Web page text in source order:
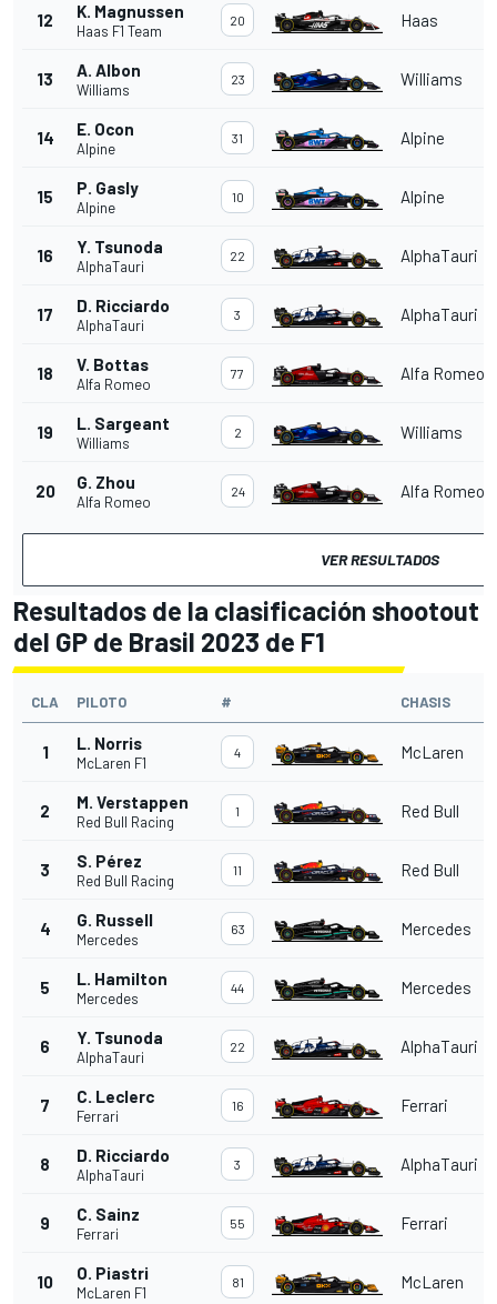
12 K. Magnussen
Haas F1 Team
20 Haas
13 A. Albon
Williams
23 Williams
14 E. Ocon
Alpine
31 Alpine
15 P. Gasly
Alpine
10 Alpine
16 Y. Tsunoda
AlphaTauri
22 AlphaTauri
17 D. Ricciardo
AlphaTauri
3 AlphaTauri
18 V. Bottas
Alfa Romeo
77 Alfa Romeo
19 L. Sargeant
Williams
2 Williams
20 G. Zhou
Alfa Romeo
24 Alfa Romeo
VER RESULTADOS
Resultados de la clasificación shootout
del GP de Brasil 2023 de F1
CLA PILOTO # CHASIS
1 L. Norris
McLaren F1
4 McLaren
2 M. Verstappen
Red Bull Racing
1 Red Bull
3 S. Pérez
Red Bull Racing
11 Red Bull
4 G. Russell
Mercedes
63 Mercedes
5 L. Hamilton
Mercedes
44 Mercedes
6 Y. Tsunoda
AlphaTauri
22 AlphaTauri
7 C. Leclerc
Ferrari
16 Ferrari
8 D. Ricciardo
AlphaTauri
3 AlphaTauri
9 C. Sainz
Ferrari
55 Ferrari
10 O. Piastri
McLaren F1
81 McLaren